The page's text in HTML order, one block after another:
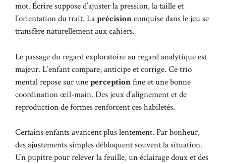
mot. Écrire suppose d’ajuster la pression, la taille et
l’orientation du trait. Laprécisionconquise dans le jeu se
transfère naturellement aux cahiers.
Le passage du regard exploratoire au regard analytique est
majeur. L’enfant compare, anticipe et corrige. Ce trio
mental repose sur uneperceptionfine et une bonne
coordination œil-main. Des jeux d’alignement et de
reproduction de formes renforcent ces habiletés.
Certains enfants avancent plus lentement. Par bonheur,
des ajustements simples débloquent souvent la situation.
Un pupitre pour relever la feuille, un éclairage doux et des